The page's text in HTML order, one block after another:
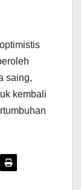
saing,
kembali